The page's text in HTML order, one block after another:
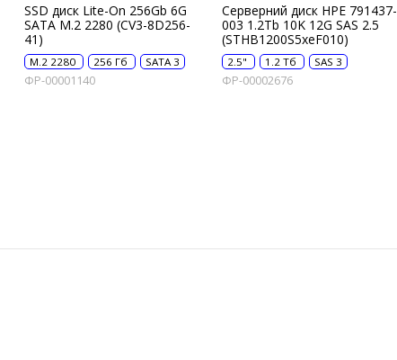
SSD диск Lite-On 256Gb 6G
SATA M.2 2280 (CV3-8D256-
41)
M.2 2280 256 Гб SATA 3
ФР-00001140
Серверний диск HPE 791437-
003 1.2Tb 10K 12G SAS 2.5
(STHB1200S5xeF010)
2.5" 1.2 Тб SAS 3
ФР-00002676